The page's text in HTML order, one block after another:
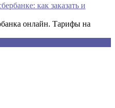
как заказать и
онлайн. Тарифы на